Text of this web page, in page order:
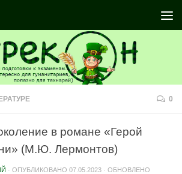
0
в романе «Герой
(М.Ю. Лермонтов)
· ОПУБЛИКОВАНО 07.05.2023 · ОБНОВЛЕНО